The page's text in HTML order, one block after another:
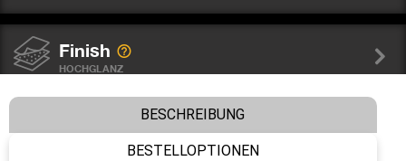
Finish
HOCHGLANZ
BESCHREIBUNG
BESTELLOPTIONEN